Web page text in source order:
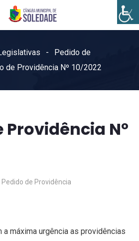
Pedido de
de Providência Nº 10/2022
Providência Nº
Pedido de Providência
a máxima urgência as providências